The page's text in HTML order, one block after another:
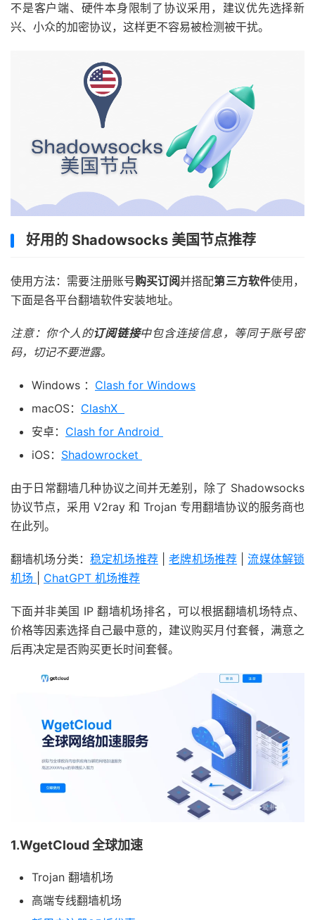
不是客户端、硬件本身限制了协议采用，建议优先选择新
兴、小众的加密协议，这样更不容易被检测被干扰。
好用的 Shadowsocks 美国节点推荐
使用方法：需要注册账号购买订阅并搭配第三方软件使用，
下面是各平台翻墙软件安装地址。
注意：你个人的订阅链接中包含连接信息，等同于账号密
码，切记不要泄露。
Windows ： Clash for Windows
macOS： ClashX
安卓： Clash for Android
iOS： Shadowrocket
由于日常翻墙几种协议之间并无差别，除了 Shadowsocks
协议节点，采用 V2ray 和 Trojan 专用翻墙协议的服务商也
在此列。
翻墙机场分类：稳定机场推荐|老牌机场推荐 |流媒体解锁
机场
ChatGPT 机场推荐
下面并非美国 IP 翻墙机场排名，可以根据翻墙机场特点、
价格等因素选择自己最中意的，建议购买月付套餐，满意之
后再决定是否购买更长时间套餐。
1.WgetCloud 全球加速
Trojan 翻墙机场
高端专线翻墙机场